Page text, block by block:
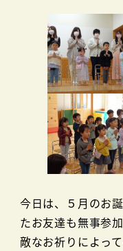
今日は、５月のお
たお友達も無事参
敵なお祈りによっ